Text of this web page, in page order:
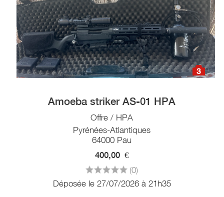
3
Amoeba striker AS-01 HPA
Offre / HPA
Pyrénées-Atlantiques
64000 Pau
400,00 €
(0)
Déposée le 27/07/2026 à 21h35